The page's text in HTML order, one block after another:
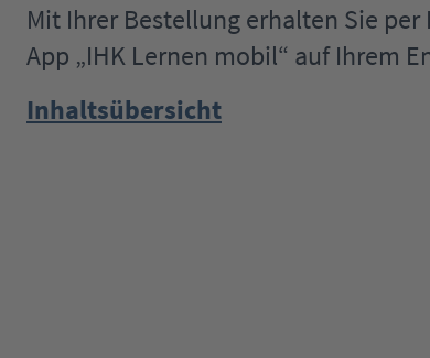
Mit Ihrer Bestellung erhalten Sie
App „IHK Lernen mobil“ auf Ihrem
Inhaltsübersicht